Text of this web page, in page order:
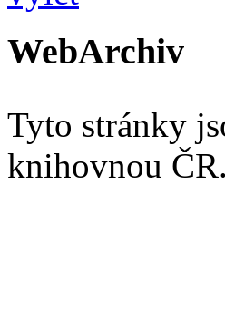
WebArchiv
Tyto stránky
knihovnou